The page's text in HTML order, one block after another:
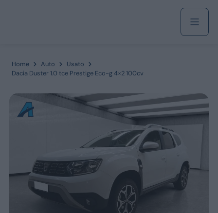
Azienda
Servizi
Marchi
Fiat
Home Auto
Usato
Dacia Duster 1.0 tce Prestige Eco-g 4×2 100cv